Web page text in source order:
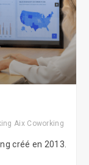
Aix Coworking
créé en 2013.